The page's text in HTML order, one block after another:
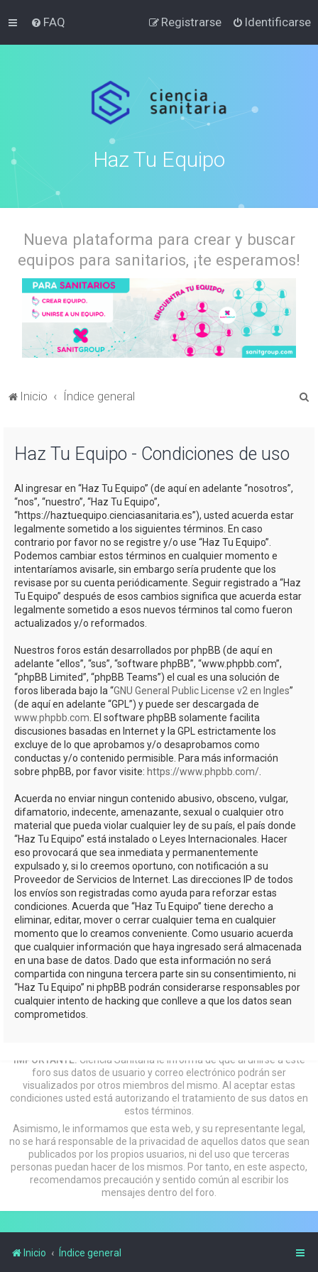
FAQ Identificarse
Registrarse
Haz Tu Equipo
Nueva plataforma para crear y buscar
equipos para sanitarios, ¡te esperamos!
Inicio Índice general
Haz Tu Equipo - Condiciones de uso
Al ingresar en “Haz Tu Equipo” (de aquí en adelante “nosotros”,
“nos”, “nuestro”, “Haz Tu Equipo”,
“https://haztuequipo.cienciasanitaria.es”), usted acuerda estar
legalmente sometido a los siguientes términos. En caso
contrario por favor no se registre y/o use “Haz Tu Equipo”.
Podemos cambiar estos términos en cualquier momento e
intentaríamos avisarle, sin embargo sería prudente que los
revisase por su cuenta periódicamente. Seguir registrado a “Haz
Tu Equipo” después de esos cambios significa que acuerda estar
legalmente sometido a esos nuevos términos tal como fueron
actualizados y/o reformados.
Nuestros foros están desarrollados por phpBB (de aquí en
adelante “ellos”, “sus”, “software phpBB”, “www.phpbb.com”,
“phpBB Limited”, “phpBB Teams”) el cual es una solución de
foros liberada bajo la “GNU General Public License v2 en Ingles”
(de aquí en adelante “GPL”) y puede ser descargada de
www.phpbb.com . El software phpBB solamente facilita
discusiones basadas en Internet y la GPL estrictamente los
excluye de lo que aprobamos y/o desaprobamos como
conductas y/o contenido permisible. Para más información
sobre phpBB, por favor visite: https://www.phpbb.com/
Acuerda no enviar ningun contenido abusivo, obsceno, vulgar,
difamatorio, indecente, amenazante, sexual o cualquier otro
material que pueda violar cualquier ley de su país, el país donde
“Haz Tu Equipo” está instalado o Leyes Internacionales. Hacer
eso provocará que sea inmediata y permanentemente
expulsado y, si lo creemos oportuno, con notificación a su
Proveedor de Servicios de Internet. Las direcciones IP de todos
los envíos son registradas como ayuda para reforzar estas
condiciones. Acuerda que “Haz Tu Equipo” tiene derecho a
eliminar, editar, mover o cerrar cualquier tema en cualquier
momento que lo creamos conveniente. Como usuario acuerda
que cualquier información que haya ingresado será almacenada
en una base de datos. Dado que esta información no será
compartida con ninguna tercera parte sin su consentimiento, ni
“Haz Tu Equipo” ni phpBB podrán considerarse responsables por
cualquier intento de hacking que conlleve a que los datos sean
comprometidos.
IMPORTANTE: Ciencia Sanitaria le informa de que al unirse a este
foro sus datos de usuario y correo electrónico podrán ser
visualizados por otros miembros del mismo. Al aceptar estas
condiciones usted está autorizando el tratamiento de sus datos en
estos términos.
Asimismo, le informamos que esta web, y su representante legal,
no se hará responsable de la privacidad de aquellos datos que sean
publicados por los propios usuarios, ni del uso que terceras
personas puedan hacer de los mismos. Por tanto, en este aspecto,
recomendamos precaución y sentido común al escribir los
mensajes dentro del foro.
Inicio Índice general